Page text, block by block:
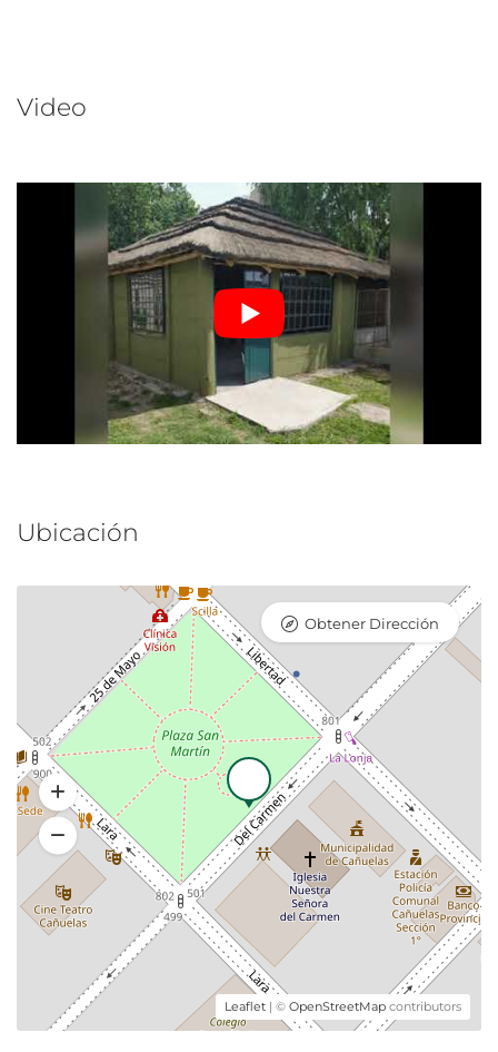
Video
Ubicación
Leaflet | © OpenStreetMap contributors
Obtener Dirección